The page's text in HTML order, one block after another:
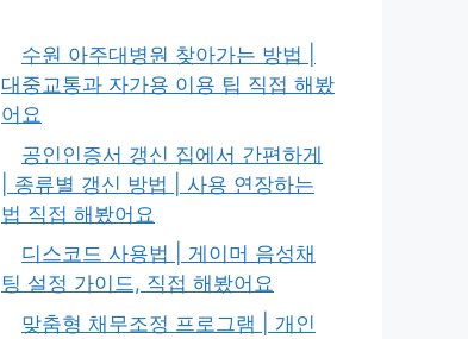
수원 아주대병원 찾아가는 방법 |
대중교통과 자가용 이용 팁 직접 해봤
어요
공인인증서 갱신 집에서 간편하게
| 종류별 갱신 방법 | 사용 연장하는
법 직접 해봤어요
디스코드 사용법 | 게이머 음성채
팅 설정 가이드, 직접 해봤어요
맞춤형 채무조정 프로그램 | 개인